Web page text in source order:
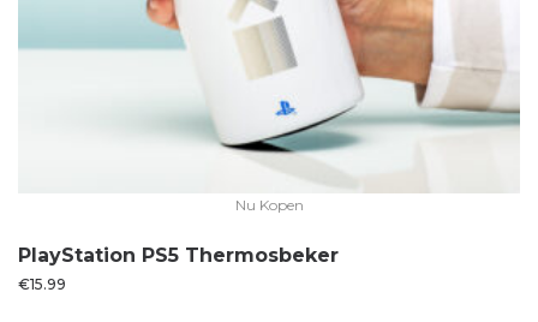
Nu Kopen
PlayStation PS5 Thermosbeker
€15.99